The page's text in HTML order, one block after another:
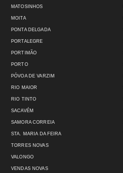
MATOSINHOS
MOITA
PONTA DELGADA
PORTALEGRE
PORTIMÃO
PORTO
PÓVOA DE VARZIM
RIO MAIOR
RIO TINTO
SACAVÉM
SAMORA CORREIA
STA. MARIA DA FEIRA
TORRES NOVAS
VALONGO
VENDAS NOVAS